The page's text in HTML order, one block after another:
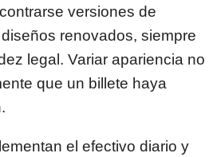
versiones de
renovados, siempre
legal. Variar apariencia no
que un billete haya
el efectivo diario y